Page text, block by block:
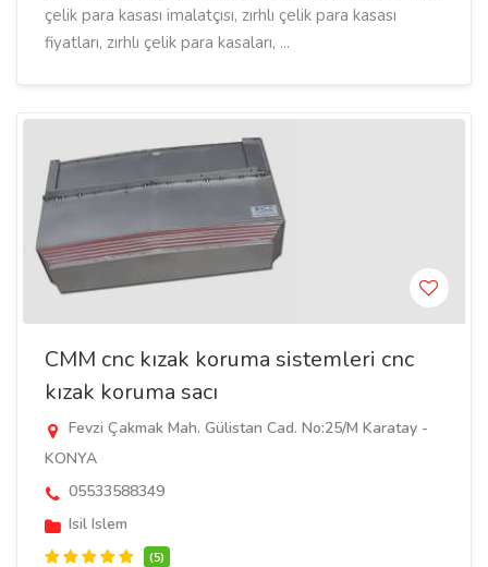
çelik para kasası imalatçısı, zırhlı çelik para kasası
fiyatları, zırhlı çelik para kasaları, ...
CMM cnc kızak koruma sistemleri cnc
kızak koruma sacı
Fevzi Çakmak Mah. Gülistan Cad. No:25/M Karatay -
KONYA
05533588349
Isil Islem
(5)